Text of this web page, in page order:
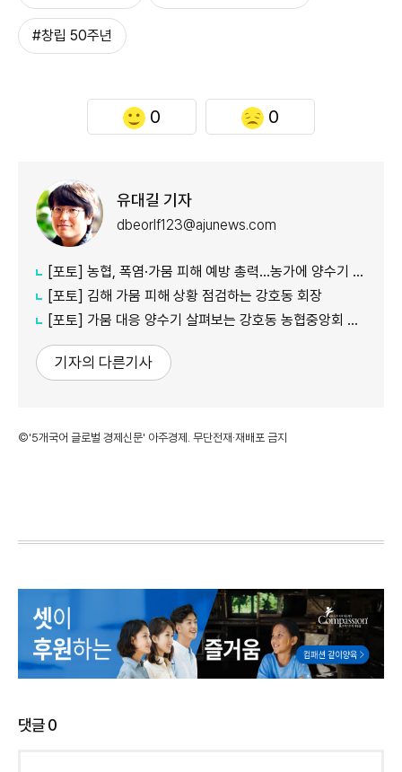
#창립 50주년
0 0
유대길 기자
dbeorlf123@ajunews.com
[포토] 농협, 폭염·가뭄 피해 예방 총력…농가에 양수기 지원
[포토] 김해 가뭄 피해 상황 점검하는 강호동 회장
[포토] 가뭄 대응 양수기 살펴보는 강호동 농협중앙회 회장
기자의 다른기사
©'5개국어 글로벌 경제신문' 아주경제. 무단전재·재배포 금지
댓글0